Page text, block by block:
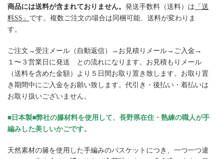
商品には送料が含まれておりません。 発送手数料（送料）は 「送
料SS」 です。複数ご注文の場合は同梱可能、送料が変わりま
す。
ご注文→受注メール（自動返信）→お見積りメール→ご入金→
１〜３営業日に発送 との流れになります。お見積もりメール
（送料を含めた金額）より５日間お取り置き致します。お取り置
き期間中にご入金をお願い致します。代引き・後払い・着払いは
お取り扱いございません。
■日本製■弊社の籐材料を使用して、長野県在住・熟練の職人が手
編みした美しいかごです。
天然素材の籐を使用した手編みのバスケットにつき、一つ一つ違